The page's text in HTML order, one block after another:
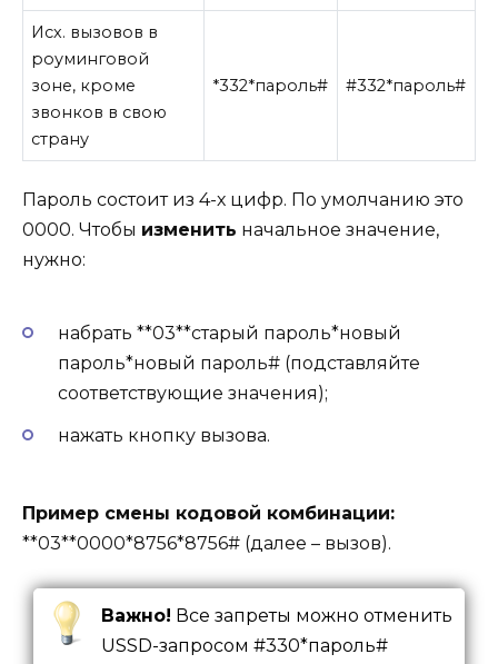
Исх. вызовов в
роуминговой
зоне, кроме
звонков в свою
страну
*332*пароль# #332*пароль#
Пароль состоит из 4-х цифр. По умолчанию это
0000. Чтобы изменить начальное значение,
нужно:
набрать **03**старый пароль*новый
пароль*новый пароль# (подставляйте
соответствующие значения);
нажать кнопку вызова.
Пример смены кодовой комбинации:
**03**0000*8756*8756# (далее – вызов).
Важно! Все запреты можно отменить
USSD-запросом #330*пароль#